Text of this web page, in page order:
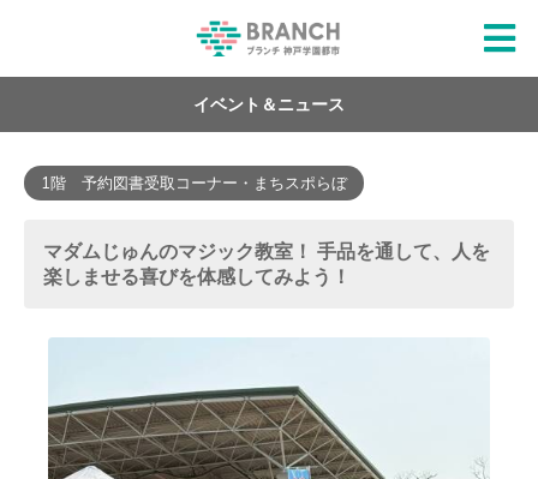
イベント＆ニュース
1階 予約図書受取コーナー・まちスポらぼ
マダムじゅんのマジック教室！ 手品を通して、人を
楽しませる喜びを体感してみよう！